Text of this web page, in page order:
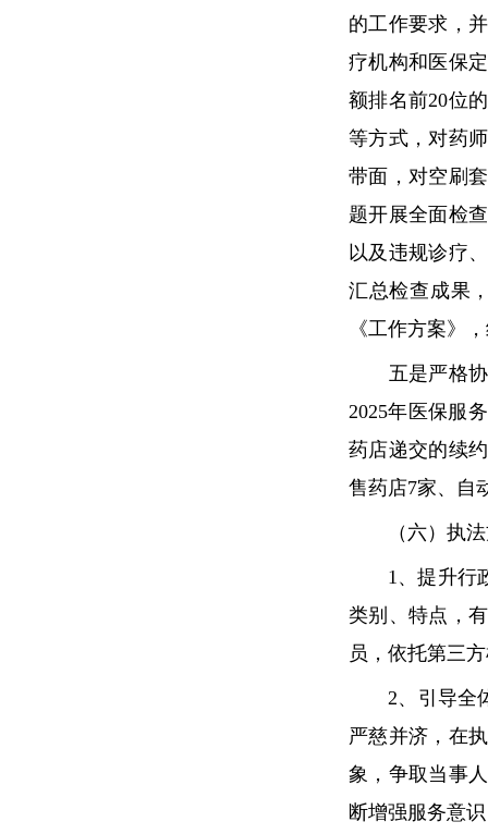
的工作要求，
疗机构和医保
额排名前20位
等方式，对药
带面，对空刷
题开展全面检
以及违规诊疗
汇总检查成果
《工作方案》
五是严格协
2025年医保服
药店递交的续
售药店7家、自
（六）执法
1、提升行政
类别、特点，
员，依托第三
2、引导全体
严慈并济，在
象，争取当事
断增强服务意